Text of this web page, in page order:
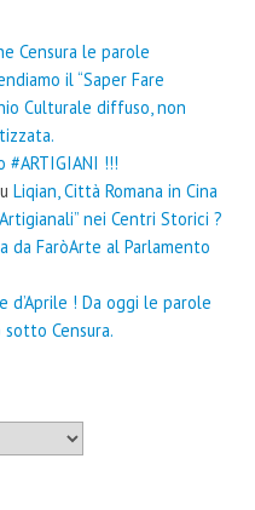
Censura le parole
il “Saper Fare
Culturale diffuso, non
#ARTIGIANI !!!
Liqian, Città Romana in Cina
nei Centri Storici ?
da FaròArte al Parlamento
d’Aprile ! Da oggi le parole
sotto Censura.